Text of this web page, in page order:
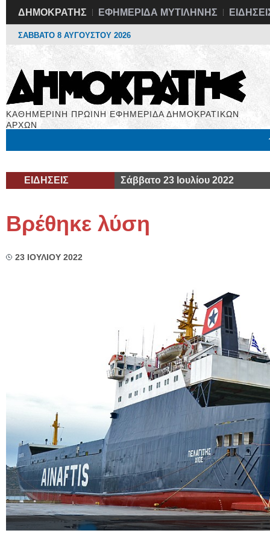
ΔΗΜΟΚΡΑΤΗΣ ΕΦΗΜΕΡΙΔΑ ΜΥΤΙΛΗΝΗΣ
ΣΑΒΒΑΤΟ 8 ΑΥΓΟΥΣΤΟΥ 2026
ΚΑΘΗΜΕΡΙΝΗ ΠΡΩΙΝΗ ΕΦΗΜΕΡΙΔΑ ΔΗΜΟΚΡΑΤΙΚΩΝ
ΑΡΧΩΝ
ΕΙΔΗΣΕΙΣ Σάββατο 23 Ιουλίου 2022
Βρέθηκε λύση
23 ΙΟΥΛΙΟΥ 2022